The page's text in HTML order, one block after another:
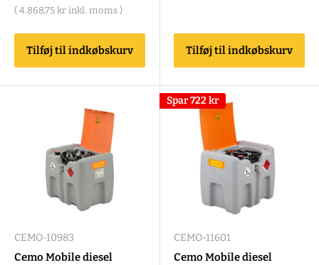
( 4.868,75 kr inkl. moms )
Tilføj til indkøbskurv Tilføj til indkøbskurv
CEMO-10983
Cemo Mobile diesel
Spar722 kr
CEMO-11601
Cemo Mobile diesel